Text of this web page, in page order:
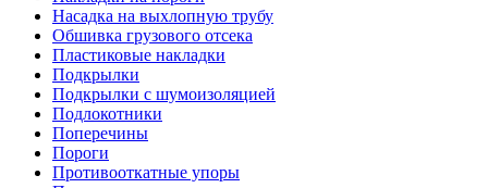
Насадка на выхлопную трубу
Обшивка грузового отсека
Пластиковые накладки
Подкрылки
Подкрылки с шумоизоляцией
Подлокотники
Поперечины
Пороги
Противооткатные упоры